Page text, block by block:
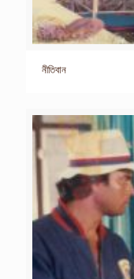
নীতিবান